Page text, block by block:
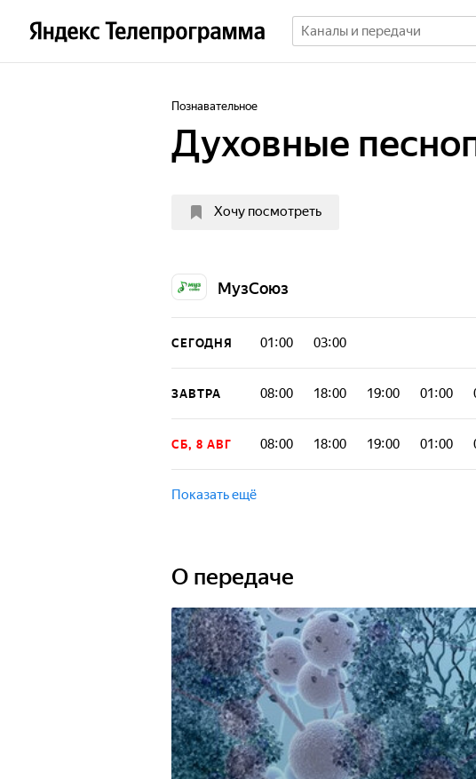
Познавательное
Духовные
Хочу посмотреть
МузСоюз
СЕГОДНЯ 01:00 03:00
ЗАВТРА 08:00 18:00 19:00 01:00
СБ, 8 АВГ 08:00 18:00 19:00 01:00
Показать ещё
О передаче